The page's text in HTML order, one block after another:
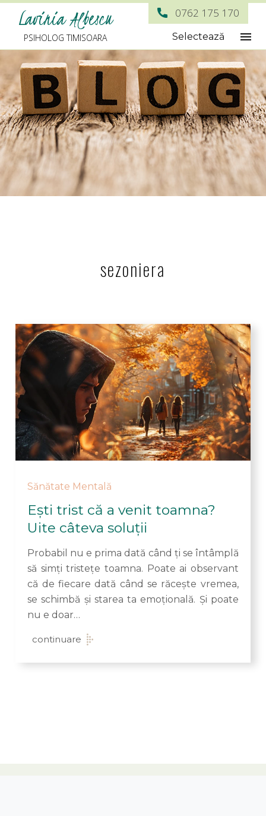
Lavinia Albescu
PSIHOLOG TIMISOARA
0762 175 170
Selectează
sezoniera
Sănătate Mentală
Ești trist că a venit toamna?
Uite câteva soluții
Probabil nu e prima dată când ți se întâmplă
să simți tristețe toamna. Poate ai observant
că de fiecare dată când se răcește vremea,
se schimbă și starea ta emoțională. Și poate
nu e doar…
continuare